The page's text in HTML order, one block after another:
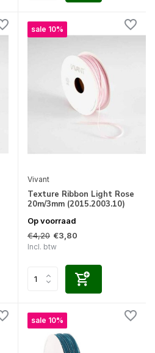
sale 10%
Vivant
Texture Ribbon Light Rose
20m/3mm (2015.2003.10)
Op voorraad
€4,20 €3,80
Incl. btw
sale 10%